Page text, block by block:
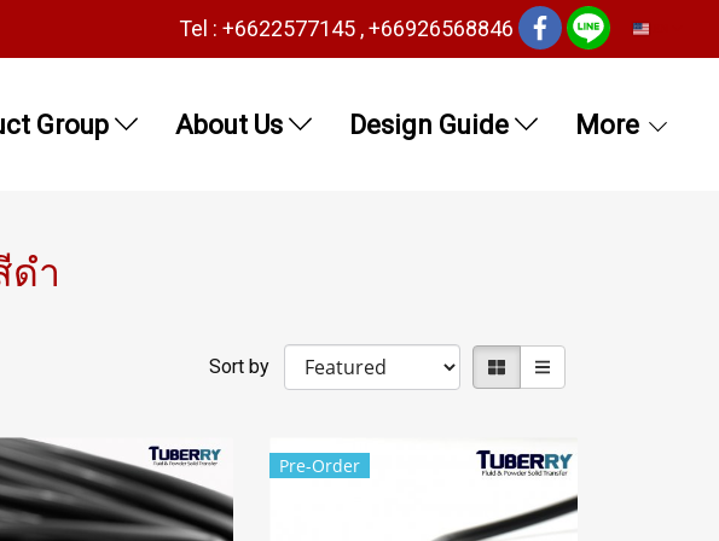
Tel : +6622577145 , +66926568846
Group About Us Design Guide More
ดำ
Sort by
Pre-Order